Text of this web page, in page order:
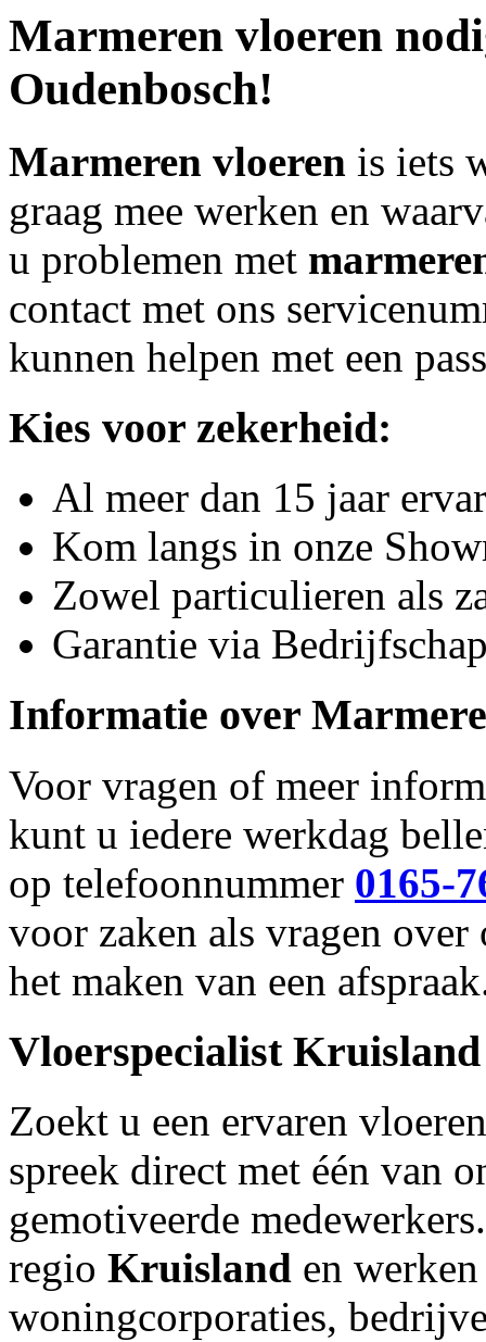
Marmeren vloeren
Oudenbosch!
Marmeren vloeren is iets
graag mee werken en
u problemen met
contact met ons
kunnen helpen met een
Kies voor zekerheid:
Al meer dan 15 jaar
Kom langs in onze
Zowel particulieren als
Garantie via
Informatie over
Voor vragen of meer
kunt u iedere werkdag
op telefoonnummer 0165-
voor zaken als vragen
het maken van een
Vloerspecialist Kruisland
Zoekt u een ervaren
spreek direct met één van
gemotiveerde
regio Kruisland en
woningcorporaties,